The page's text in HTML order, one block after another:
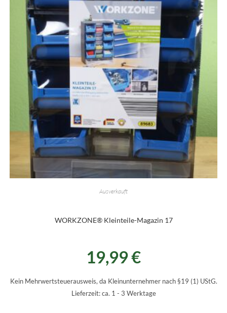
Ausverkauft
WORKZONE® Kleinteile-Magazin 17
19,99€
Kein Mehrwertsteuerausweis, da Kleinunternehmer nach §19 (1) UStG.
Lieferzeit: ca. 1 - 3 Werktage